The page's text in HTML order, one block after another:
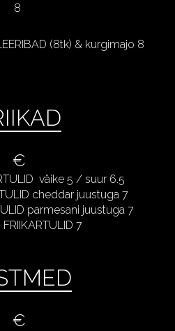
8
(8tk) & kurgimajo 8
€
väike 5 / suur 6.5
cheddar juustuga 7
parmesani juustuga 7
7
€